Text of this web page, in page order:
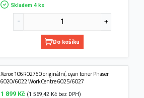
Skladem 4 ks
Do košíku
Xerox 106R02760 originální, cyan toner Phaser
6020/6022 WorkCentre 6025/6027
1 899 Kč (1 569,42 Kč bez DPH)